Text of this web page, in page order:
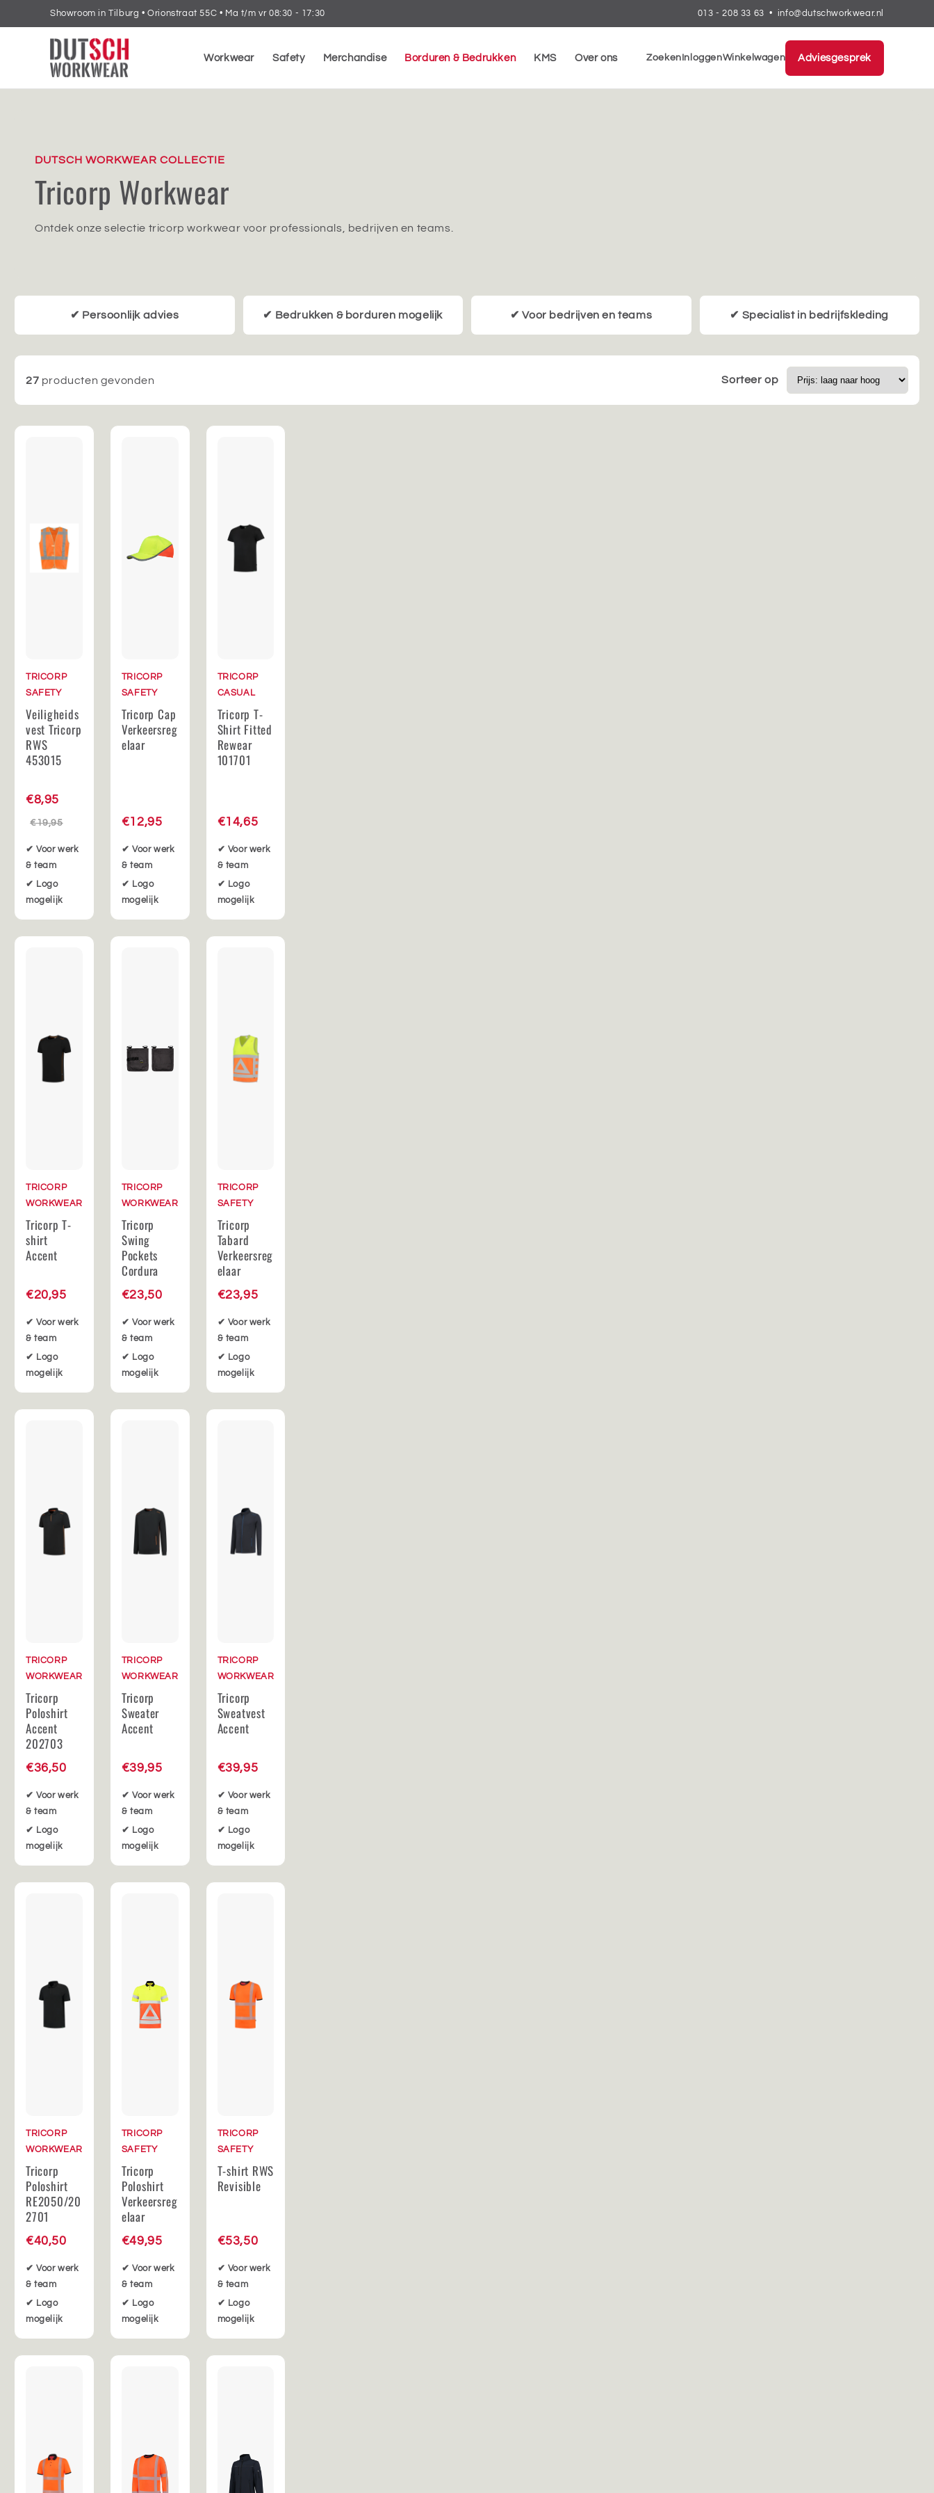
naar de
content
Showroom in Tilburg • Orionstraat 55C • Ma t/m vr 08:30 - 17:30 013 - 208 33 63 • info@dutschworkwear.nl
Workwear Safety Merchandise Borduren & Bedrukken KMS Over ons ZoekenInloggenWinkelwagen Adviesgesprek
DUTSCH WORKWEAR COLLECTIE
Tricorp Workwear
Ontdek onze selectie tricorp workwear voor professionals, bedrijven en teams.
✔ Persoonlijk advies ✔ Bedrukken & borduren mogelijk ✔ Voor bedrijven en teams ✔ Specialist in bedrijfskleding
27 producten gevonden Sorteer op
TRICORP
SAFETY
Veiligheids
vest Tricorp
RWS
453015
€8,95
€19,95
✔ Voor werk
& team
✔ Logo
mogelijk
TRICORP
SAFETY
Tricorp Cap
Verkeersreg
elaar
€12,95
✔ Voor werk
& team
✔ Logo
mogelijk
TRICORP
CASUAL
Tricorp T-
Shirt Fitted
Rewear
101701
€14,65
✔ Voor werk
& team
✔ Logo
mogelijk
TRICORP
WORKWEAR
Tricorp T-
shirt
Accent
€20,95
✔ Voor werk
& team
✔ Logo
mogelijk
TRICORP
WORKWEAR
Tricorp
Swing
Pockets
Cordura
€23,50
✔ Voor werk
& team
✔ Logo
mogelijk
TRICORP
SAFETY
Tricorp
Tabard
Verkeersreg
elaar
€23,95
✔ Voor werk
& team
✔ Logo
mogelijk
TRICORP
WORKWEAR
Tricorp
Poloshirt
Accent
202703
€36,50
✔ Voor werk
& team
✔ Logo
mogelijk
TRICORP
WORKWEAR
Tricorp
Sweater
Accent
€39,95
✔ Voor werk
& team
✔ Logo
mogelijk
TRICORP
WORKWEAR
Tricorp
Sweatvest
Accent
€39,95
✔ Voor werk
& team
✔ Logo
mogelijk
TRICORP
WORKWEAR
Tricorp
Poloshirt
RE2050/20
2701
€40,50
✔ Voor werk
& team
✔ Logo
mogelijk
TRICORP
SAFETY
Tricorp
Poloshirt
Verkeersreg
elaar
€49,95
✔ Voor werk
& team
✔ Logo
mogelijk
TRICORP
SAFETY
T-shirt RWS
Revisible
€53,50
✔ Voor werk
& team
✔ Logo
mogelijk